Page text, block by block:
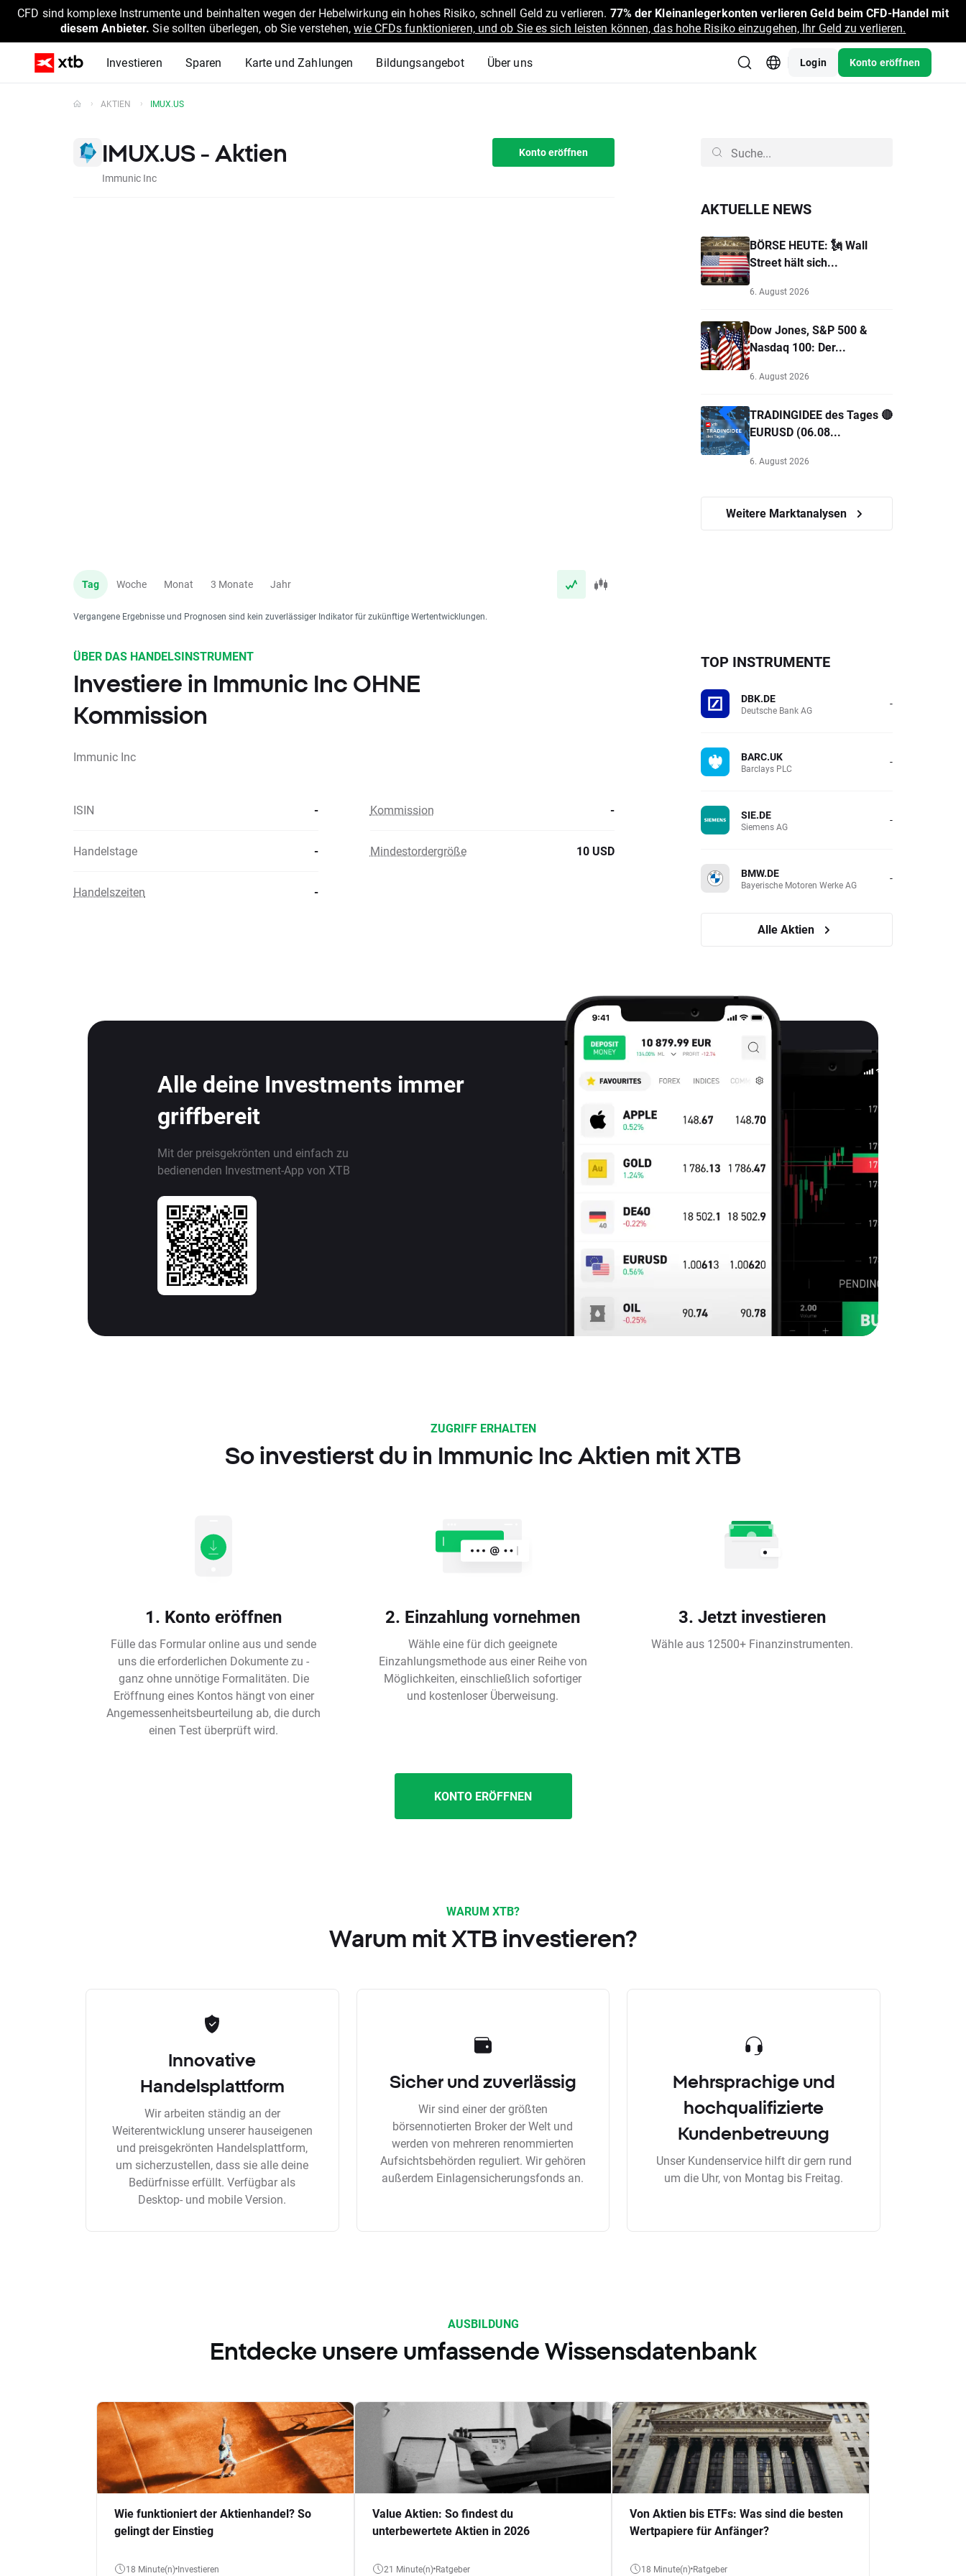
CFD sind komplexe Instrumente und beinhalten wegen der Hebelwirkung ein hohes Risiko, schnell Geld zu verlieren. 77% der Kleinanlegerkonten verlieren Geld beim CFD-Handel mit
diesem Anbieter. Sie sollten überlegen, ob Sie verstehen,wie CFDs funktionieren, und ob Sie es sich leisten können, das hohe Risiko einzugehen, Ihr Geld zu verlieren.
Investieren Sparen Karte und Zahlungen Bildungsangebot Über uns Login Konto eröffnen
AKTIEN IMUX.US
IMUX.US - Aktien
Immunic Inc
Konto eröffnen
Tag Woche Monat 3 Monate Jahr
Vergangene Ergebnisse und Prognosen sind kein zuverlässiger Indikator für zukünftige Wertentwicklungen.
AKTUELLE NEWS
BÖRSE HEUTE: 🗽 Wall
Street hält sich...
6. August 2026
Dow Jones, S&P 500 &
Nasdaq 100: Der...
6. August 2026
TRADINGIDEE des Tages 🔴
EURUSD (06.08...
6. August 2026
Weitere Marktanalysen
ÜBER DAS HANDELSINSTRUMENT
Investiere in Immunic Inc OHNE
Kommission
Immunic Inc
ISIN - Kommission -
Handelstage - Mindestordergröße 10 USD
Handelszeiten -
TOP INSTRUMENTE
DBK.DE
Deutsche Bank AG -
BARC.UK
Barclays PLC -
SIE.DE
Siemens AG -
BMW.DE
Bayerische Motoren Werke AG -
Alle Aktien
Alle deine Investments immer
griffbereit
Mit der preisgekrönten und einfach zu
bedienenden Investment-App von XTB
ZUGRIFF ERHALTEN
So investierst du in Immunic Inc Aktien mit XTB
1. Konto eröffnen
Fülle das Formular online aus und sende
uns die erforderlichen Dokumente zu -
ganz ohne unnötige Formalitäten. Die
Eröffnung eines Kontos hängt von einer
Angemessenheitsbeurteilung ab, die durch
einen Test überprüft wird.
2. Einzahlung vornehmen
Wähle eine für dich geeignete
Einzahlungsmethode aus einer Reihe von
Möglichkeiten, einschließlich sofortiger
und kostenloser Überweisung.
3. Jetzt investieren
Wähle aus 12500+ Finanzinstrumenten.
KONTO ERÖFFNEN
WARUM XTB?
Warum mit XTB investieren?
Innovative
Handelsplattform
Wir arbeiten ständig an der
Weiterentwicklung unserer hauseigenen
und preisgekrönten Handelsplattform,
um sicherzustellen, dass sie alle deine
Bedürfnisse erfüllt. Verfügbar als
Desktop- und mobile Version.
Sicher und zuverlässig
Wir sind einer der größten
börsennotierten Broker der Welt und
werden von mehreren renommierten
Aufsichtsbehörden reguliert. Wir gehören
außerdem Einlagensicherungsfonds an.
Mehrsprachige und
hochqualifizierte
Kundenbetreuung
Unser Kundenservice hilft dir gern rund
um die Uhr, von Montag bis Freitag.
AUSBILDUNG
Entdecke unsere umfassende Wissensdatenbank
Wie funktioniert der Aktienhandel? So
gelingt der Einstieg
18 Minute(n) Investieren
Value Aktien: So findest du
unterbewertete Aktien in 2026
21 Minute(n) Ratgeber
Von Aktien bis ETFs: Was sind die besten
Wertpapiere für Anfänger?
18 Minute(n) Ratgeber